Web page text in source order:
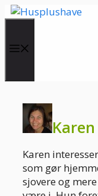
Hop
Karen
som gør
sjovere og